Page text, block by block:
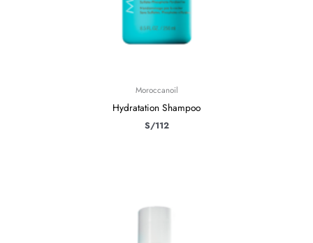
Moroccanoil
Hydratation Shampoo
S/112